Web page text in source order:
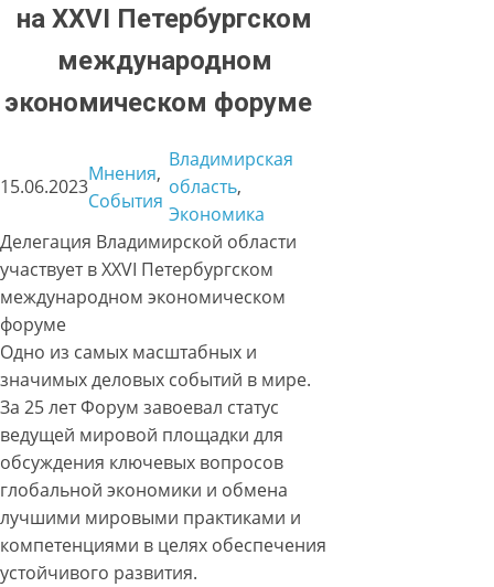
на XXVI Петербургском
международном
экономическом форуме
15.06.2023
Мнения
События
Владимирская
область
Экономика
Делегация Владимирской области
участвует в XXVI Петербургском
международном экономическом
форуме
Одно из самых масштабных и
значимых деловых событий в мире.
За 25 лет Форум завоевал статус
ведущей мировой площадки для
обсуждения ключевых вопросов
глобальной экономики и обмена
лучшими мировыми практиками и
компетенциями в целях обеспечения
устойчивого развития.